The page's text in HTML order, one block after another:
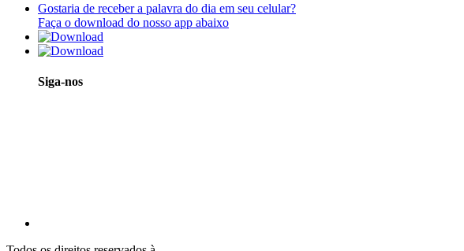
Gostaria de receber a palavra do dia em seu celular?
Faça o download do nosso app abaixo
Siga-nos